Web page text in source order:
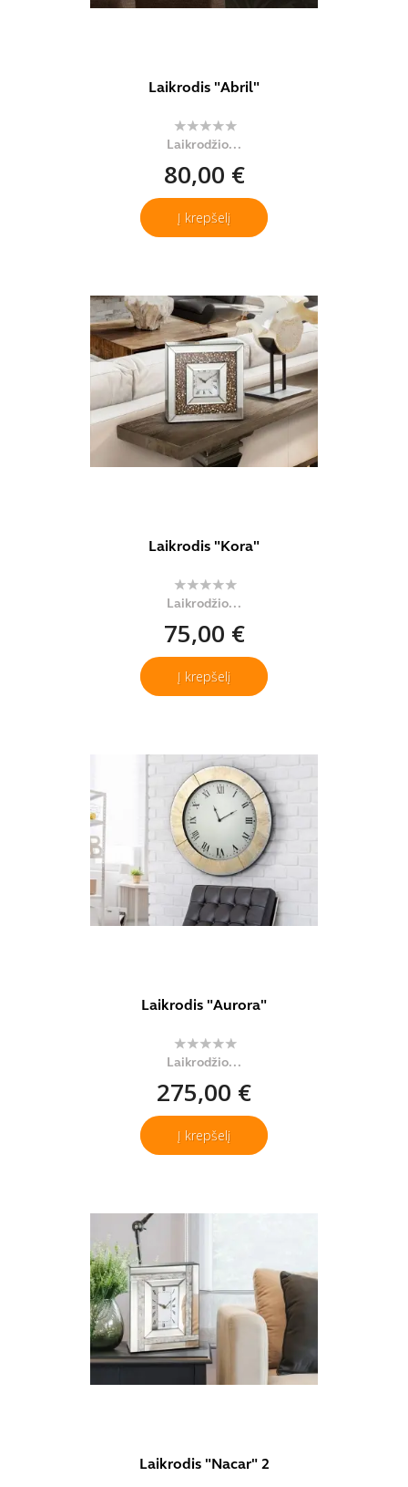
Laikrodis "Abril"
Laikrodžio...
80,00 €
Į krepšelį
Laikrodis "Kora"
Laikrodžio...
75,00 €
Į krepšelį
Laikrodis "Aurora"
Laikrodžio...
275,00 €
Į krepšelį
Laikrodis "Nacar" 2